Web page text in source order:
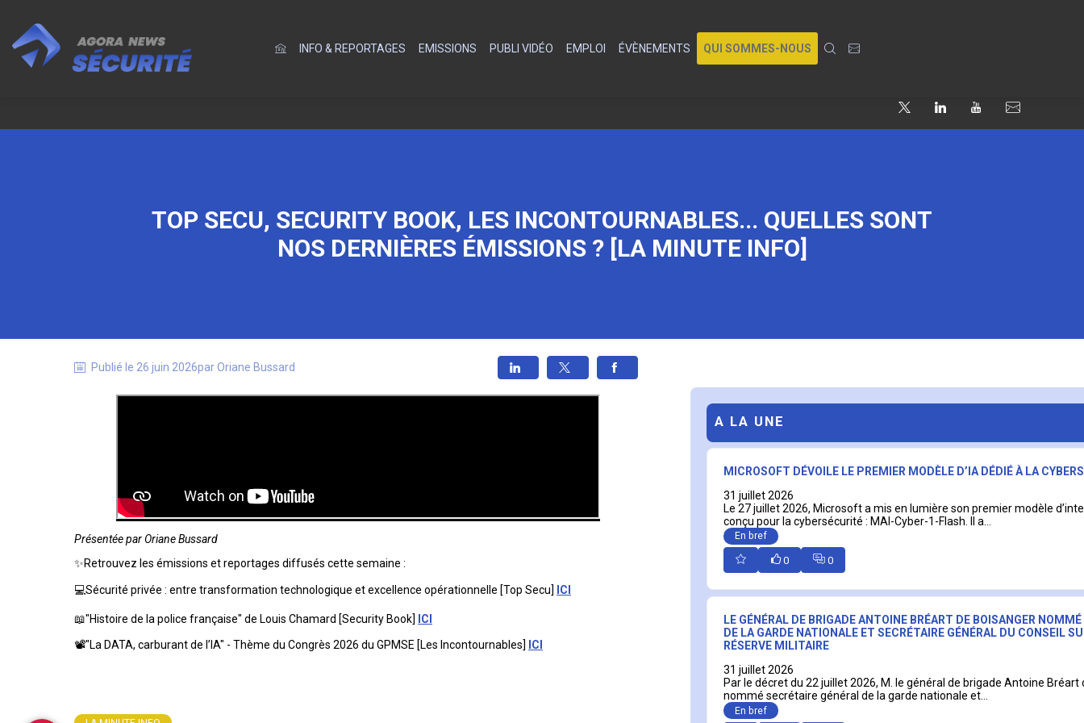
INFO & REPORTAGES EMISSIONS PUBLI VIDÉO EMPLOI ÉVÈNEMENTS QUI SOMMES-NOUS
TOP SECU, SECURITY BOOK, LES INCONTOURNABLES... QUELLES SONT
NOS DERNIÈRES ÉMISSIONS ? [LA MINUTE INFO]
Publié le 26 juin 2026parOriane Bussard
Présentée par Oriane Bussard
✨Retrouvez les émissions et reportages diffusés cette semaine :
💻Sécurité privée : entre transformation technologique et excellence opérationnelle [Top Secu] ICI
📖"Histoire de la police française" de Louis Chamard [Security Book]
ICI
📽️"La DATA, carburant de l’IA" - Thème du Congrès 2026 du GPMSE [Les Incontournables]
ICI
A LA UNE
MICROSOFT DÉVOILE LE PREMIER MODÈLE D’IA DÉDIÉ À LA
31 juillet 2026
Le 27 juillet 2026, Microsoft a mis en lumière son premier modèle
conçu pour la cybersécurité : MAI-Cyber-1-Flash. Il a...
En bref
0 0
LE GÉNÉRAL DE BRIGADE ANTOINE BRÉART DE BOISANGER
DE LA GARDE NATIONALE ET SECRÉTAIRE GÉNÉRAL DU CONSEIL
RÉSERVE MILITAIRE
31 juillet 2026
Par le décret du 22 juillet 2026, M. le général de brigade Antoine Bréart
nommé secrétaire général de la garde nationale et...
En bref